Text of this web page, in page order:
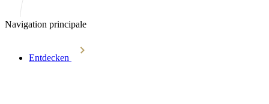
Navigation principale
Entdecken